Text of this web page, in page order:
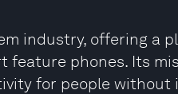
industry, offering a
phones. Its
for people without